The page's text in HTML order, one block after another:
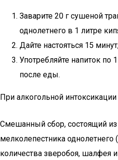
Заварите 20 г сушеной
однолетнего в 1 литре
Дайте настояться 15
Употребляйте напиток по
после еды.
При алкогольной интоксикации
Смешанный сбор, состоящий из
мелколепестника однолетнего
количества зверобоя, шалфея